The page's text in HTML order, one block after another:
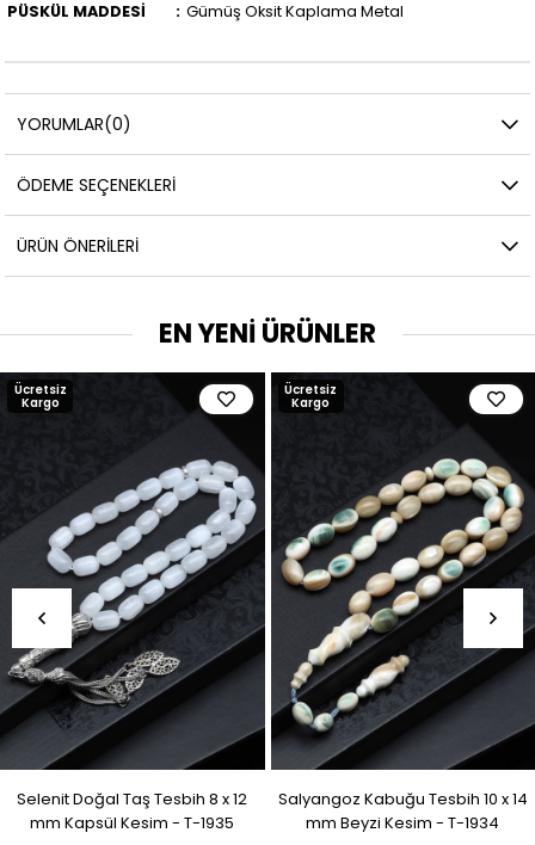
PÜSKÜL MADDESİ
: Gümüş Oksit Kaplama Metal
YORUMLAR(0)
ÖDEME SEÇENEKLERI
ÜRÜN ÖNERILERI
EN YENİ ÜRÜNLER
Selenit Doğal Taş Tesbih 8 x 12
mm Kapsül Kesim - T-1935
Ücretsiz
Kargo
Salyangoz Kabuğu Tesbih 10 x 14
mm Beyzi Kesim - T-1934
Ücretsiz
Kargo